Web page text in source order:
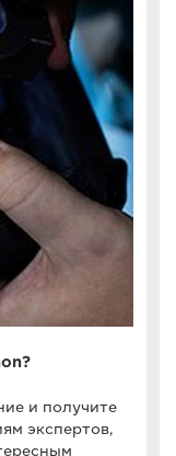
и получите
экспертов,